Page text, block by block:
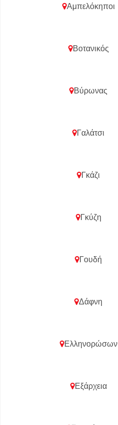
Αμπελόκηποι
Βοτανικός
Βύρωνας
Γαλάτσι
Γκάζι
Γκύζη
Γουδή
Δάφνη
Ελληνορώσων
Εξάρχεια